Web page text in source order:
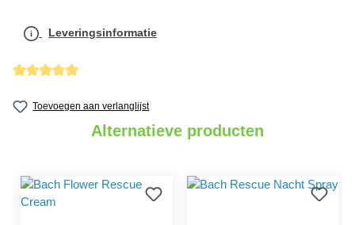
Leveringsinformatie
Toevoegen aan verlanglijst
Alternatieve producten